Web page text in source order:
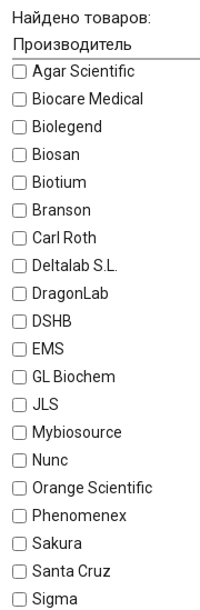
Найдено товаров:
Производитель
Agar Scientific
Biocare Medical
Biolegend
Biosan
Biotium
Branson
Carl Roth
Deltalab S.L.
DragonLab
DSHB
EMS
GL Biochem
JLS
Mybiosource
Nunc
Orange Scientific
Phenomenex
Sakura
Santa Cruz
Sigma